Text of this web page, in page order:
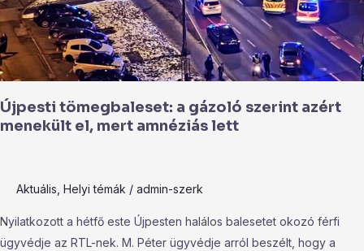
Újpesti tömegbaleset: a gázoló szerint azért
menekült el, mert amnéziás lett
Aktuális Helyi témák / admin-szerk
Nyilatkozott a hétfő este Újpesten halálos balesetet okozó férfi
ügyvédje az RTL-nek. M. Péter ügyvédje arról beszélt, hogy a
amnéziás
lett